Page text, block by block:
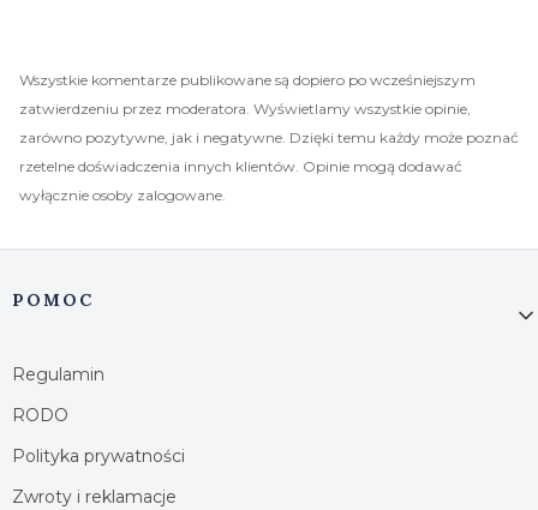
Wszystkie komentarze publikowane są dopiero po wcześniejszym
zatwierdzeniu przez moderatora. Wyświetlamy wszystkie opinie,
zarówno pozytywne, jak i negatywne. Dzięki temu każdy może poznać
rzetelne doświadczenia innych klientów. Opinie mogą dodawać
wyłącznie osoby zalogowane.
Linki w stopce
POMOC
Regulamin
RODO
Polityka prywatności
Zwroty i reklamacje